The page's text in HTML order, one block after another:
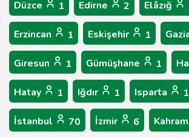
Düzce 1 Edirne 2 Elâzığ
Erzincan 1 Eskişehir 1
Giresun 1 Gümüşhane 1
Hatay 1 Iğdır 1 Isparta 1
İstanbul 70 İzmir 6